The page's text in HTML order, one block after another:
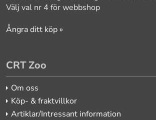
Välj val nr 4 för webbshop
Ångra ditt köp »
CRT Zoo
Om oss
Köp- & fraktvillkor
Artiklar/Intressant information